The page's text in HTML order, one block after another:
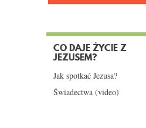
CO DAJE ŻYCIE Z
JEZUSEM?
Jak spotkać Jezusa?
Świadectwa (video)